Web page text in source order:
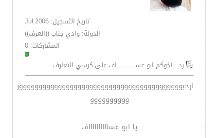
تاريخ التسجيل: Jul 2006
الدولة: وادي جناب ((العرف))
المشاركات: 0
رد : اخوكم ابو عســـــــــــــــــــاف على كرسي التعارف
ارحبوووووووووووووووووووووووووووووووووووووووووووووو
وووووووووو
يا ابو عسااااااااااف